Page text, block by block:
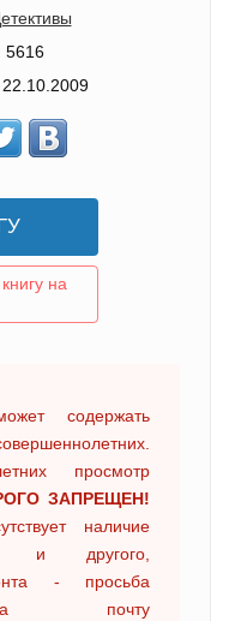
5616
22.10.2009
на
содержать
просмотр
ЗАПРЕЩЕН!
наличие
и другого,
- просьба
почту